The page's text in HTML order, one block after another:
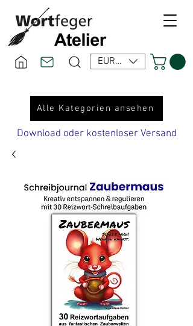
EUR (€)
Alle Kategorien ansehen
Download oder kostenloser Versand